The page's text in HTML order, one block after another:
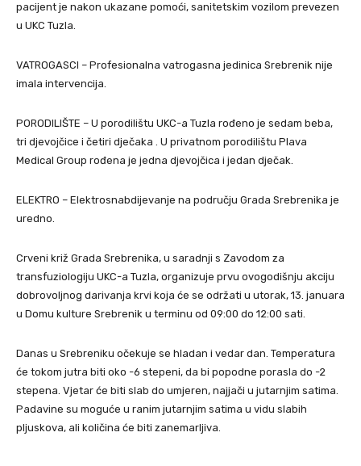
pacijent je nakon ukazane pomoći, sanitetskim vozilom prevezen
u UKC Tuzla.
VATROGASCI – Profesionalna vatrogasna jedinica Srebrenik nije
imala intervencija.
PORODILIŠTE – U porodilištu UKC-a Tuzla rođeno je sedam beba,
tri djevojčice i četiri dječaka . U privatnom porodilištu Plava
Medical Group rođena je jedna djevojčica i jedan dječak.
ELEKTRO – Elektrosnabdijevanje na području Grada Srebrenika je
uredno.
Crveni križ Grada Srebrenika, u saradnji s Zavodom za
transfuziologiju UKC-a Tuzla, organizuje prvu ovogodišnju akciju
dobrovoljnog darivanja krvi koja će se održati u utorak, 13. januara
u Domu kulture Srebrenik u terminu od 09:00 do 12:00 sati.
Danas u Srebreniku očekuje se hladan i vedar dan. Temperatura
će tokom jutra biti oko -6 stepeni, da bi popodne porasla do -2
stepena. Vjetar će biti slab do umjeren, najjači u jutarnjim satima.
Padavine su moguće u ranim jutarnjim satima u vidu slabih
pljuskova, ali količina će biti zanemarljiva.